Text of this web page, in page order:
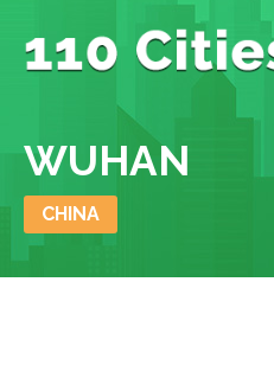
WUHAN
CHINA